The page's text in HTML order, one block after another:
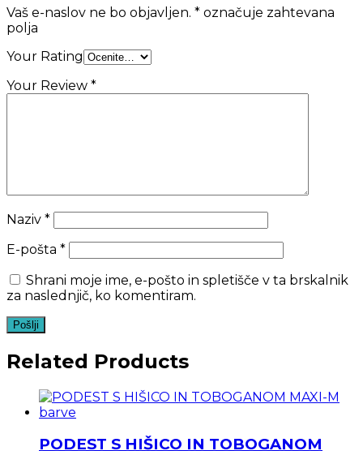
Vaš e-naslov ne bo objavljen. * označuje zahtevana
polja
Your Rating
Your Review *
Naziv *
E-pošta *
Shrani moje ime, e-pošto in spletišče v ta brskalnik
za naslednjič, ko komentiram.
Related Products
PODEST S HIŠICO IN TOBOGANOM